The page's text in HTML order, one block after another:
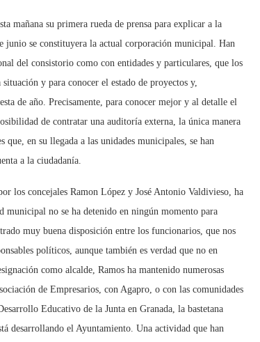
mañana su primera rueda de prensa para explicar a la
junio se constituyera la actual corporación municipal. Han
del consistorio como con entidades y particulares, que los
y para conocer el estado de proyectos y,
de año. Precisamente, para conocer mejor y al detalle el
de contratar una auditoría externa, la única manera
en su llegada a las unidades municipales, se han
a la ciudadanía.
los concejales Ramon López y José Antonio Valdivieso, ha
municipal no se ha detenido en ningún momento para
muy buena disposición entre los funcionarios, que nos
políticos, aunque también es verdad que no en
como alcalde, Ramos ha mantenido numerosas
de Empresarios, con Agapro, o con las comunidades
Educativo de la Junta en Granada, la bastetana
desarrollando el Ayuntamiento. Una actividad que han